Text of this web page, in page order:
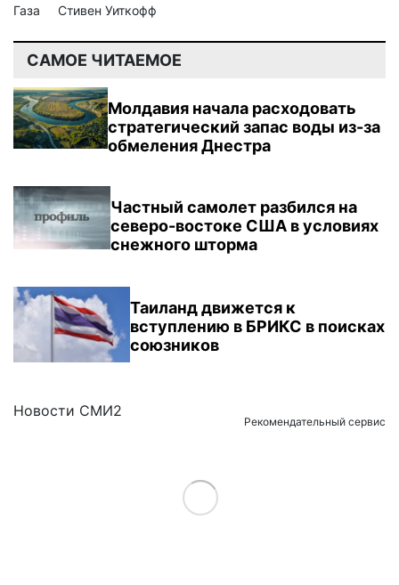
Газа
Стивен Уиткофф
САМОЕ ЧИТАЕМОЕ
Молдавия начала расходовать
стратегический запас воды из-за
обмеления Днестра
Частный самолет разбился на
северо-востоке США в условиях
снежного шторма
Таиланд движется к
вступлению в БРИКС в поисках
союзников
Новости СМИ2
Рекомендательный сервис
Load More